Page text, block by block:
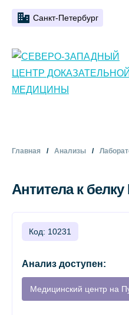
Санкт-Петербург
Главная Анализы
Антитела к
Код: 10231
Анализ доступен:
Медицинский центр на